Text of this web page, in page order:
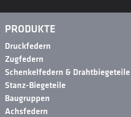
PRODUKTE
Druckfedern
Zugfedern
Schenkelfedern & Drahtbiegeteile
Stanz-Biegeteile
Baugruppen
Achsfedern